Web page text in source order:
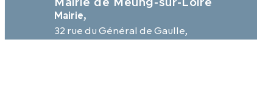
Mairie de Meung-sur-Loire
Mairie,
32 rue du Général de Gaulle,